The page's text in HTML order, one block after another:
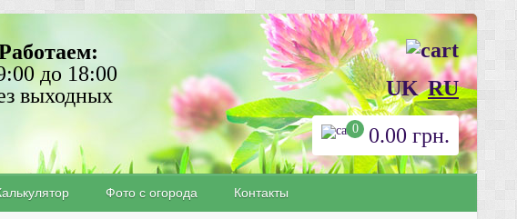
до 18:00
выходных
UK RU
0 0.00 грн.
Фото с огорода Контакты